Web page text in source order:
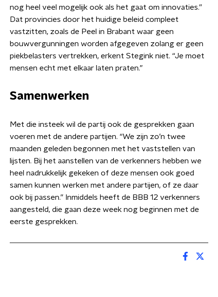
nog heel veel mogelijk ook als het gaat om innovaties.”
Dat provincies door het huidige beleid compleet
vastzitten, zoals de Peel in Brabant waar geen
bouwvergunningen worden afgegeven zolang er geen
piekbelasters vertrekken, erkent Stegink niet. “Je moet
mensen echt met elkaar laten praten.”
Samenwerken
Met die insteek wil de partij ook de gesprekken gaan
voeren met de andere partijen. “We zijn zo’n twee
maanden geleden begonnen met het vaststellen van
lijsten. Bij het aanstellen van de verkenners hebben we
heel nadrukkelijk gekeken of deze mensen ook goed
samen kunnen werken met andere partijen, of ze daar
ook bij passen.” Inmiddels heeft de BBB 12 verkenners
aangesteld, die gaan deze week nog beginnen met de
eerste gesprekken.